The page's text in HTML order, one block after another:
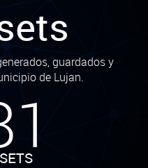
guardados y
de Lujan.